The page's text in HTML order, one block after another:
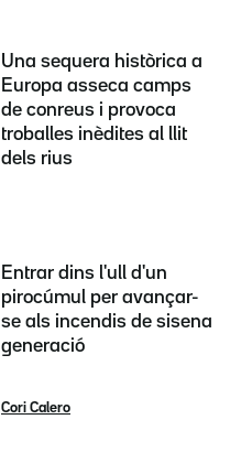
Una sequera històrica a
Europa asseca camps
de conreus i provoca
troballes inèdites al llit
dels rius
Entrar dins l'ull d'un
pirocúmul per avançar-
se als incendis de sisena
generació
Cori Calero